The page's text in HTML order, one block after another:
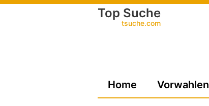
Top Suche
tsuche.com
Home Vorwahlen